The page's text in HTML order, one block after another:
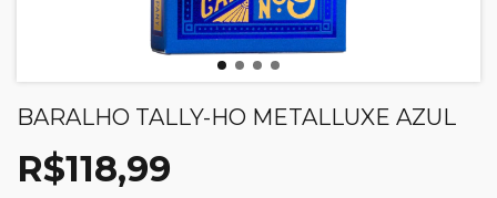
BARALHO TALLY-HO METALLUXE AZUL
R$118,99